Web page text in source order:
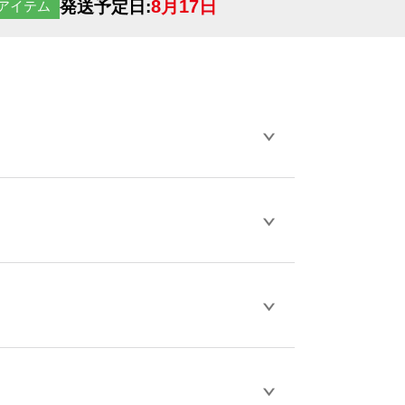
イテム 発送予定日:8月17日
可能です。
い画像はエラーになります。（※
して下さい）